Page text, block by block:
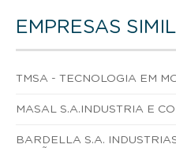
EMPRESAS
TMSA - TECNOLOGIA EM
MASAL S.A.INDUSTRIA E
BARDELLA S.A.